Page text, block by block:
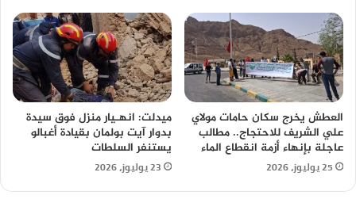
العطش يخرج سكان حامات مولاي
علي الشريف للاحتجاج.. مطالب
عاجلة بإنهاء أزمة انقطاع الماء
25 يوليوز، 2026
ميدلت: انهـيار منزل فوق سيدة
بدوار آيت بولمان بقيادة أغبالو
يستنفر السلطات
23 يوليوز، 2026